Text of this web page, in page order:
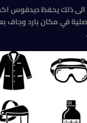
في مكان بارد وجاف